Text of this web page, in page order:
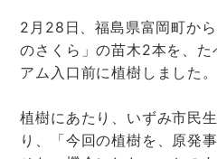
2月28日、福島県富岡町か
のさくら」の苗木2本を、
アム入口前に植樹しました。
植樹にあたり、いずみ市民
り、「今回の植樹を、原発